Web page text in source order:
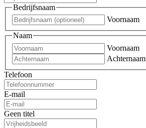
Bedrijfsnaam
Voornaam
Naam
Voornaam
Achternaam
Telefoon
E-mail
Geen titel